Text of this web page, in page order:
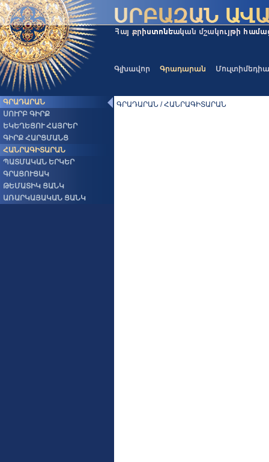
Գլխավոր Գրադարան Մուլտիմեդիա
ԳՐԱԴԱՐԱՆ
ՍՈՒՐԲ ԳԻՐՔ
ԵԿԵՂԵՑՈՒ ՀԱՅՐԵՐ
ԳԻՐՔ ՀԱՐՑՄԱՆՑ
ՀԱՆՐԱԳԻՏԱՐԱՆ
ՊԱՏՄԱԿԱՆ ԵՐԿԵՐ
ԳՐԱՑՈՒՑԱԿ
ԹԵՄԱՏԻԿ ՑԱՆԿ
ԱՌԱՐԿԱՅԱԿԱՆ ՑԱՆԿ
ԳՐԱԴԱՐԱՆ / ՀԱՆՐԱԳԻՏԱՐԱՆ